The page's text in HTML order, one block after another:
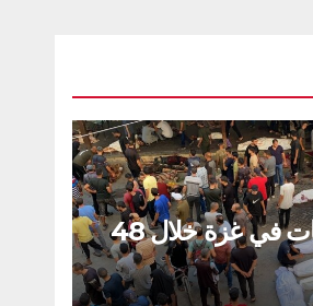
شهيدان و6 إصابات في غزة خلال 48